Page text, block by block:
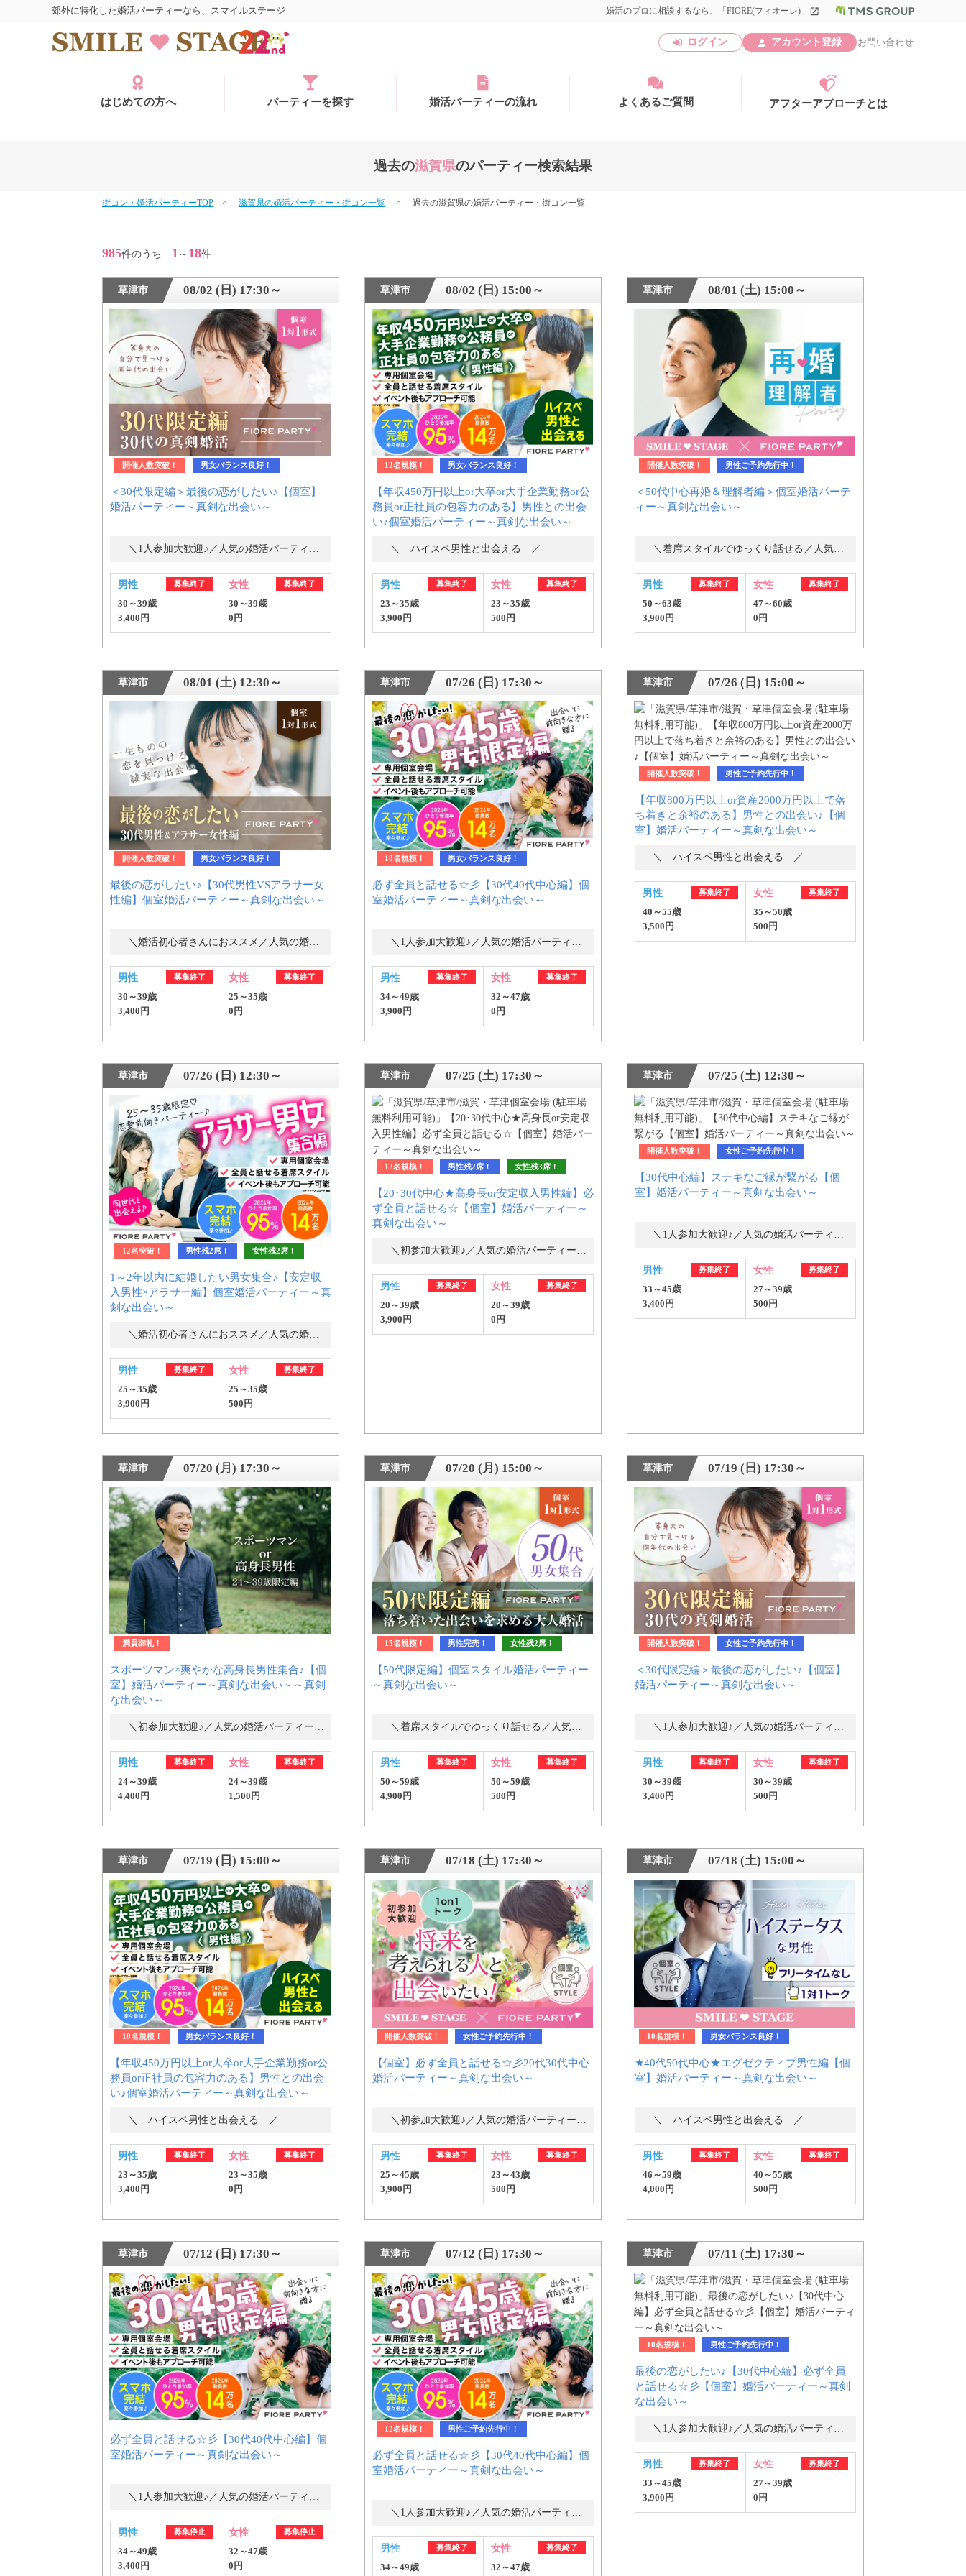
はじめての方へ
今週の婚活パーティー
婚活パーティーの流れ
よくあるご質問
アフターアプローチとは
個人情報保護方針launch
子どもの安全基準に関するポリシー launch
公式アカウントで最新情報を配信中！
PR
約1,300店の中から
おすすめの優良結婚相談所をご紹介
郊外に特化した婚活パーティーなら、スマイルステージ 婚活のプロに相談するなら、「FIORE(フィオーレ)」 launch
ログイン アカウント登録 お問い合わせ
はじめての方へ パーティーを探す 婚活パーティーの流れ よくあるご質問 アフターアプローチとは
過去の滋賀県のパーティー検索結果
街コン・婚活パーティーTOP 滋賀県の婚活パーティー・街コン一覧 過去の滋賀県の婚活パーティー・街コン一覧
985件のうち 1 ～ 18件
草津市 08/02 (日) 17:30～
開催人数突破！ 男女バランス良好！
＜30代限定編＞最後の恋がしたい♪【個室】
婚活パーティー～真剣な出会い～
＼1人参加大歓迎♪／人気の婚活パーティー・街コン
男性 募集終了
30～39歳
3,400円
女性 募集終了
30～39歳
0円
草津市 08/02 (日) 15:00～
12名規模！ 男女バランス良好！
【年収450万円以上or大卒or大手企業勤務or公
務員or正社員の包容力のある】男性との出会
い♪個室婚活パーティー～真剣な出会い～
＼ ハイスペ男性と出会える ／
男性 募集終了
23～35歳
3,900円
女性 募集終了
23～35歳
500円
草津市 08/01 (土) 15:00～
開催人数突破！ 男性ご予約先行中！
＜50代中心再婚＆理解者編＞個室婚活パーテ
ィー～真剣な出会い～
＼着席スタイルでゆっくり話せる／人気の婚活パーティー・街コン
男性 募集終了
50～63歳
3,900円
女性 募集終了
47～60歳
0円
草津市 08/01 (土) 12:30～
開催人数突破！ 男女バランス良好！
最後の恋がしたい♪【30代男性VSアラサー女
性編】個室婚活パーティー～真剣な出会い～
男性 募集終了
30～39歳
3,400円
女性 募集終了
25～35歳
0円
草津市 07/26 (日) 17:30～
10名規模！ 男女バランス良好！
必ず全員と話せる☆彡【30代40代中心編】個
室婚活パーティー～真剣な出会い～
男性 募集終了
34～49歳
3,900円
女性 募集終了
32～47歳
0円
草津市 07/26 (日) 15:00～
開催人数突破！ 男性ご予約先行中！
【年収800万円以上or資産2000万円以上で落
ち着きと余裕のある】男性との出会い♪【個
室】婚活パーティー～真剣な出会い～
＼ ハイスペ男性と出会える ／
男性 募集終了
40～55歳
3,500円
女性 募集終了
35～50歳
500円
草津市 07/26 (日) 12:30～
12名突破！ 男性残2席！ 女性残2席！
1～2年以内に結婚したい男女集合♪【安定収
入男性×アラサー編】個室婚活パーティー～真
剣な出会い～
男性 募集終了
25～35歳
3,900円
女性 募集終了
25～35歳
500円
草津市 07/25 (土) 17:30～
12名規模！ 男性残2席！ 女性残3席！
【20･30代中心★高身長or安定収入男性編】必
ず全員と話せる☆【個室】婚活パーティー～
真剣な出会い～
男性 募集終了
20～39歳
3,900円
女性 募集終了
20～39歳
0円
草津市 07/25 (土) 12:30～
開催人数突破！ 女性ご予約先行中！
【30代中心編】ステキなご縁が繋がる【個
室】婚活パーティー～真剣な出会い～
男性 募集終了
33～45歳
3,400円
女性 募集終了
27～39歳
500円
草津市 07/20 (月) 17:30～
満員御礼！
スポーツマン×爽やかな高身長男性集合♪【個
室】婚活パーティー～真剣な出会い～～真剣
な出会い～
＼初参加大歓迎♪／人気の婚活パーティー・街コン
男性 募集終了
24～39歳
4,400円
女性 募集終了
24～39歳
1,500円
草津市 07/20 (月) 15:00～
15名規模！ 男性完売！ 女性残2席！
【50代限定編】個室スタイル婚活パーティー
～真剣な出会い～
＼着席スタイルでゆっくり話せる／人気の婚活パーティー・街コン
男性 募集終了
50～59歳
4,900円
女性 募集終了
50～59歳
500円
草津市 07/19 (日) 17:30～
開催人数突破！ 女性ご予約先行中！
＜30代限定編＞最後の恋がしたい♪【個室】
婚活パーティー～真剣な出会い～
＼1人参加大歓迎♪／人気の婚活パーティー・街コン
男性 募集終了
30～39歳
3,400円
女性 募集終了
30～39歳
500円
草津市 07/19 (日) 15:00～
10名規模！ 男女バランス良好！
【年収450万円以上or大卒or大手企業勤務or公
務員or正社員の包容力のある】男性との出会
い♪個室婚活パーティー～真剣な出会い～
＼ ハイスペ男性と出会える ／
男性 募集終了
23～35歳
3,400円
女性 募集終了
23～35歳
0円
草津市 07/18 (土) 17:30～
開催人数突破！ 女性ご予約先行中！
【個室】必ず全員と話せる☆彡20代30代中心
婚活パーティー～真剣な出会い～
男性 募集終了
25～45歳
3,900円
女性 募集終了
23～43歳
500円
草津市 07/18 (土) 15:00～
10名規模！ 男女バランス良好！
★40代50代中心★エグゼクティブ男性編【個
室】婚活パーティー～真剣な出会い～
＼ ハイスペ男性と出会える ／
男性 募集終了
46～59歳
4,000円
女性 募集終了
40～55歳
500円
草津市 07/12 (日) 17:30～
必ず全員と話せる☆彡【30代40代中心編】個
室婚活パーティー～真剣な出会い～
男性 募集停止
34～49歳
3,400円
女性 募集停止
32～47歳
0円
草津市 07/12 (日) 17:30～
12名規模！ 男性ご予約先行中！
必ず全員と話せる☆彡【30代40代中心編】個
室婚活パーティー～真剣な出会い～
男性 募集終了
34～49歳
女性 募集終了
32～47歳
草津市 07/11 (土) 17:30～
10名規模！ 男性ご予約先行中！
最後の恋がしたい♪【30代中心編】必ず全員
と話せる☆彡【個室】婚活パーティー～真剣
な出会い～
男性 募集終了
33～45歳
3,900円
女性 募集終了
27～39歳
0円